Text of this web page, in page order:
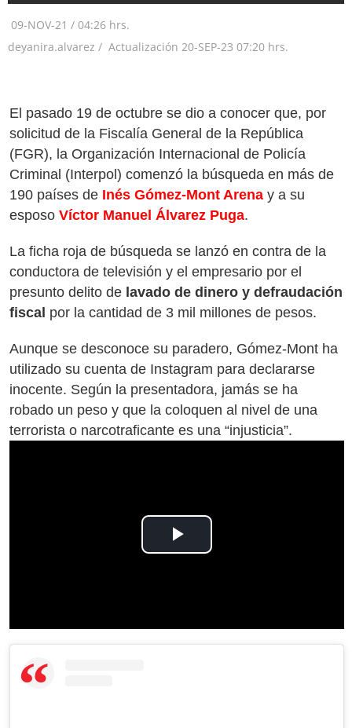
09-NOV-21 / 04:26 hrs.
deyanira.alvarez / Actualización 20-SEP-23 07:20 hrs.
El pasado 19 de octubre se dio a conocer que, por
solicitud de la Fiscalía General de la República
(FGR), la Organización Internacional de Policía
Criminal (Interpol) comenzó la búsqueda en más de
190 países de Inés Gómez-Mont Arena y a su
esposo Víctor Manuel Álvarez Puga.
La ficha roja de búsqueda se lanzó en contra de la
conductora de televisión y el empresario por el
presunto delito de lavado de dinero y defraudación
fiscal por la cantidad de 3 mil millones de pesos.
Aunque se desconoce su paradero, Gómez-Mont ha
utilizado su cuenta de Instagram para declararse
inocente. Según la presentadora, jamás se ha
robado un peso y que la coloquen al nivel de una
terrorista o narcotraficante es una “injusticia”.
Play